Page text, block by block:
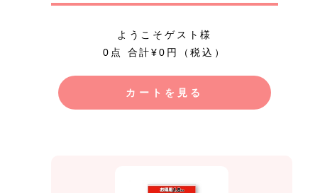
ようこそゲスト様
0点 合計¥0円（税込）
カートを見る